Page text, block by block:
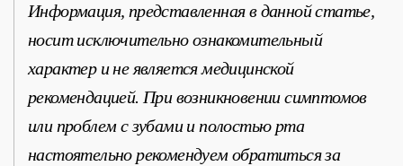
Информация, представленная в данной статье,
носит исключительно ознакомительный
характер и не является медицинской
рекомендацией. При возникновении симптомов
или проблем с зубами и полостью рта
настоятельно рекомендуем обратиться за